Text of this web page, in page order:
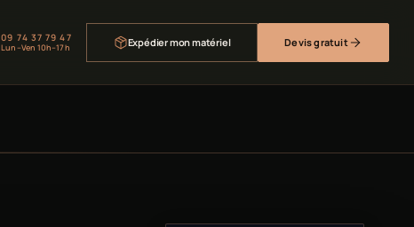
09 74 37 79 47
Lun–Ven 10h–17h Expédier mon matériel Devis gratuit